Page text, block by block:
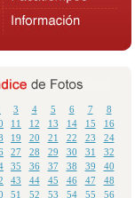
3 4 5 6 7
8
11 12 13 14 15
16
19 20 21 22 23
24
27 28 29 30 31
32
35 36 37 38 39
40
43 44 45 46 47
48
51 52 53 54 55
56